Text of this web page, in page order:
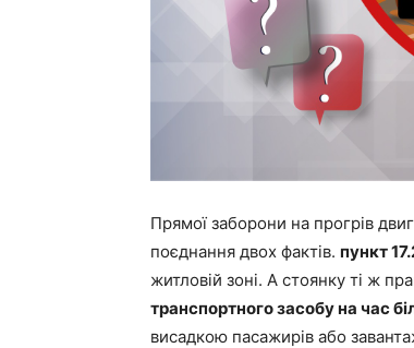
Прямої заборони на прогрів
поєднання двох фактів. пункт
житловій зоні. А стоянку ті ж
транспортного засобу на час
висадкою пасажирів або